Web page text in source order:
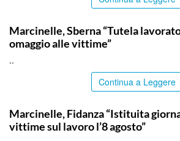
Marcinelle, Sberna “Tutela
omaggio alle vittime”
..
Continua a Leggere
Marcinelle, Fidanza “Istituita
vittime sul lavoro l’8 agosto”